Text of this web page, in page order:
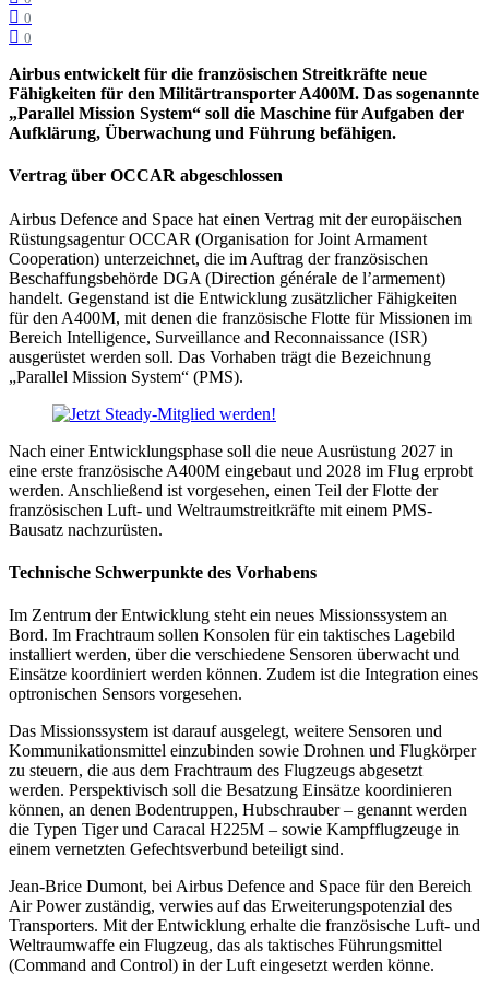
0
0
Airbus entwickelt für die französischen Streitkräfte neue
Fähigkeiten für den Militärtransporter A400M. Das sogenannte
„Parallel Mission System“ soll die Maschine für Aufgaben der
Aufklärung, Überwachung und Führung befähigen.
Vertrag über OCCAR abgeschlossen
Airbus Defence and Space hat einen Vertrag mit der europäischen
Rüstungsagentur OCCAR (Organisation for Joint Armament
Cooperation) unterzeichnet, die im Auftrag der französischen
Beschaffungsbehörde DGA (Direction générale de l’armement)
handelt. Gegenstand ist die Entwicklung zusätzlicher Fähigkeiten
für den A400M, mit denen die französische Flotte für Missionen im
Bereich Intelligence, Surveillance and Reconnaissance (ISR)
ausgerüstet werden soll. Das Vorhaben trägt die Bezeichnung
„Parallel Mission System“ (PMS).
Nach einer Entwicklungsphase soll die neue Ausrüstung 2027 in
eine erste französische A400M eingebaut und 2028 im Flug erprobt
werden. Anschließend ist vorgesehen, einen Teil der Flotte der
französischen Luft- und Weltraumstreitkräfte mit einem PMS-
Bausatz nachzurüsten.
Technische Schwerpunkte des Vorhabens
Im Zentrum der Entwicklung steht ein neues Missionssystem an
Bord. Im Frachtraum sollen Konsolen für ein taktisches Lagebild
installiert werden, über die verschiedene Sensoren überwacht und
Einsätze koordiniert werden können. Zudem ist die Integration eines
optronischen Sensors vorgesehen.
Das Missionssystem ist darauf ausgelegt, weitere Sensoren und
Kommunikationsmittel einzubinden sowie Drohnen und Flugkörper
zu steuern, die aus dem Frachtraum des Flugzeugs abgesetzt
werden. Perspektivisch soll die Besatzung Einsätze koordinieren
können, an denen Bodentruppen, Hubschrauber – genannt werden
die Typen Tiger und Caracal H225M – sowie Kampfflugzeuge in
einem vernetzten Gefechtsverbund beteiligt sind.
Jean-Brice Dumont, bei Airbus Defence and Space für den Bereich
Air Power zuständig, verwies auf das Erweiterungspotenzial des
Transporters. Mit der Entwicklung erhalte die französische Luft- und
Weltraumwaffe ein Flugzeug, das als taktisches Führungsmittel
(Command and Control) in der Luft eingesetzt werden könne.